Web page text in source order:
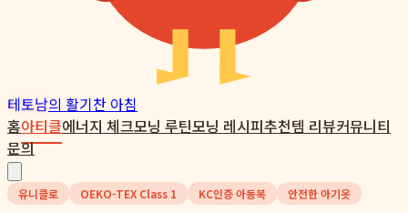
테토남의 활기찬 아침
홈아티클에너지 체크모닝 루틴모닝 레시피추천템 리뷰커뮤니티
문의
유니클로 OEKO-TEX Class 1 KC인증 아동복 안전한 아기옷